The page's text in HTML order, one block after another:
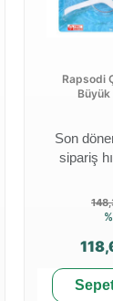
Rapsodi
Son
sipariş